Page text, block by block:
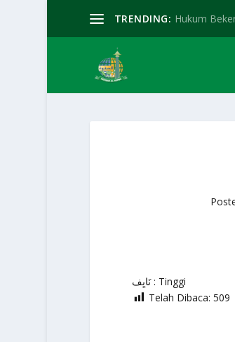
TRENDING: Hukum
نَايِف : Tinggi
Telah Dibaca: 509